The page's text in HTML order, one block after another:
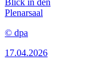
Plenarsaal
© dpa
17.04.2026